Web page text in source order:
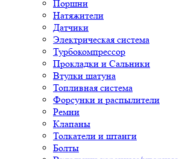
Поршни
Натяжители
Датчики
Электрическая система
Турбокомпрессор
Прокладки и Сальники
Втулки шатуна
Топливная система
Форсунки и распылители
Ремни
Клапаны
Толкатели и штанги
Болты